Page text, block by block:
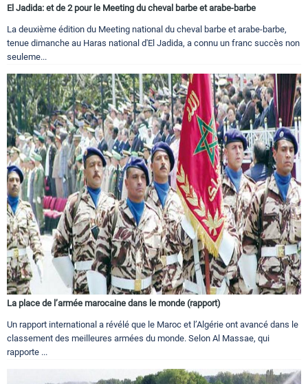
El Jadida: et de 2 pour le Meeting du cheval barbe et arabe-barbe
La deuxième édition du Meeting national du cheval barbe et arabe-barbe,
tenue dimanche au Haras national d'El Jadida, a connu un franc succès non
seuleme...
La place de l’armée marocaine dans le monde (rapport)
Un rapport international a révélé que le Maroc et l’Algérie ont avancé dans le
classement des meilleures armées du monde. Selon Al Massae, qui
rapporte ...